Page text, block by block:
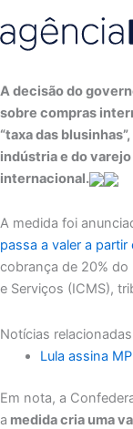
A decisão do
sobre compras
“taxa das
indústria e do
internacional.
A medida foi
passa a valer a
cobrança de 20%
e Serviços (ICMS),
Notícias
Lula assina
Em nota, a
a medida cria uma